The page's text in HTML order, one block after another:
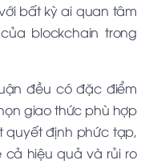
bất kỳ ai quan tâm
blockchain trong
đều có đặc điểm
giao thức phù hợp
quyết định phức tạp,
cả hiệu quả và rủi ro